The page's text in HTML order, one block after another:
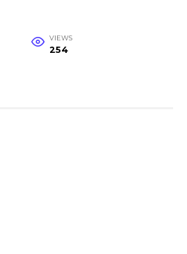
VIEWS
254